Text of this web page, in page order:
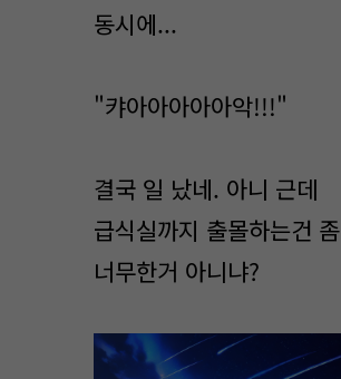
동시에...
"캬아아아아아악!!!"
결국 일 났네. 아니 근데
급식실까지 출몰하는건 좀
너무한거 아니냐?